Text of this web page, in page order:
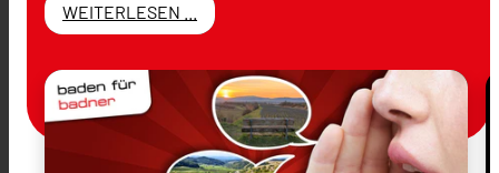
WEITERLESEN ...